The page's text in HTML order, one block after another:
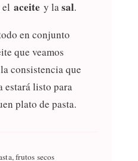
el aceite y lasal.
en conjunto
que veamos
consistencia que
estará listo para
plato de pasta.
frutos secos